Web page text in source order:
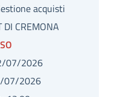
acquisti
DI CREMONA
07/2026
07/2026